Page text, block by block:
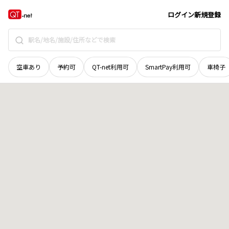
ログイン新規登録
空車あり 予約可 QT-net利用可 SmartPay利用可 車椅子
茨城県